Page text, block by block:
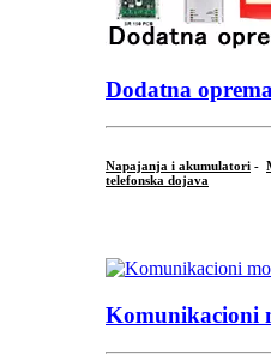
Dodatna
Napajanja i akumulatori -
telefonska dojava
Komunikacioni